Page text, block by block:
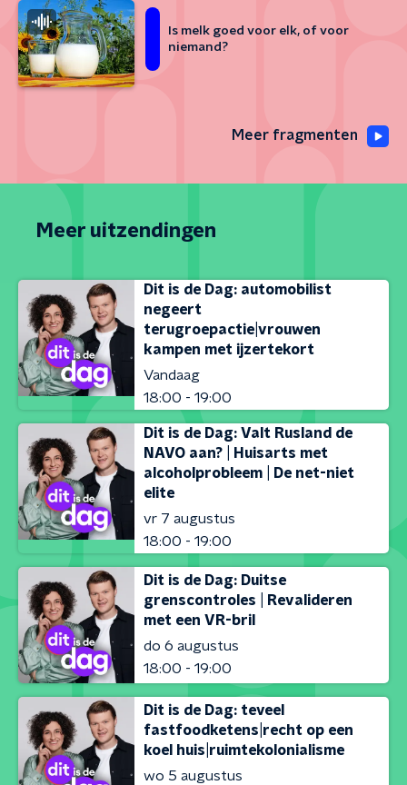
Is melk goed voor elk, of voor
niemand?
Meer fragmenten
Meer uitzendingen
Dit is de Dag: automobilist
negeert
terugroepactie|vrouwen
kampen met ijzertekort
Vandaag
18:00 - 19:00
Dit is de Dag: Valt Rusland de
NAVO aan? | Huisarts met
alcoholprobleem | De net-niet
elite
vr 7 augustus
18:00 - 19:00
Dit is de Dag: Duitse
grenscontroles | Revalideren
met een VR-bril
do 6 augustus
18:00 - 19:00
Dit is de Dag: teveel
fastfoodketens|recht op een
koel huis|ruimtekolonialisme
wo 5 augustus